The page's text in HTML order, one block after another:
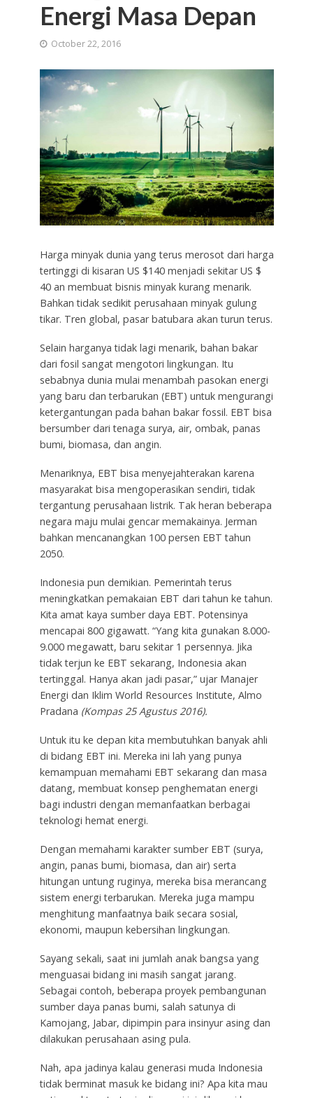
Energi Masa Depan
October 22, 2016
Harga minyak dunia yang terus merosot dari harga
tertinggi di kisaran US $140 menjadi sekitar US $
40 an membuat bisnis minyak kurang menarik.
Bahkan tidak sedikit perusahaan minyak gulung
tikar. Tren global, pasar batubara akan turun terus.
Selain harganya tidak lagi menarik, bahan bakar
dari fosil sangat mengotori lingkungan. Itu
sebabnya dunia mulai menambah pasokan energi
yang baru dan terbarukan (EBT) untuk mengurangi
ketergantungan pada bahan bakar fossil. EBT bisa
bersumber dari tenaga surya, air, ombak, panas
bumi, biomasa, dan angin.
Menariknya, EBT bisa menyejahterakan karena
masyarakat bisa mengoperasikan sendiri, tidak
tergantung perusahaan listrik. Tak heran beberapa
negara maju mulai gencar memakainya. Jerman
bahkan mencanangkan 100 persen EBT tahun
2050.
Indonesia pun demikian. Pemerintah terus
meningkatkan pemakaian EBT dari tahun ke tahun.
Kita amat kaya sumber daya EBT. Potensinya
mencapai 800 gigawatt. “Yang kita gunakan 8.000-
9.000 megawatt, baru sekitar 1 persennya. Jika
tidak terjun ke EBT sekarang, Indonesia akan
tertinggal. Hanya akan jadi pasar,” ujar Manajer
Energi dan Iklim World Resources Institute, Almo
Pradana (Kompas 25 Agustus 2016).
Untuk itu ke depan kita membutuhkan banyak ahli
di bidang EBT ini. Mereka ini lah yang punya
kemampuan memahami EBT sekarang dan masa
datang, membuat konsep penghematan energi
bagi industri dengan memanfaatkan berbagai
teknologi hemat energi.
Dengan memahami karakter sumber EBT (surya,
angin, panas bumi, biomasa, dan air) serta
hitungan untung ruginya, mereka bisa merancang
sistem energi terbarukan. Mereka juga mampu
menghitung manfaatnya baik secara sosial,
ekonomi, maupun kebersihan lingkungan.
Sayang sekali, saat ini jumlah anak bangsa yang
menguasai bidang ini masih sangat jarang.
Sebagai contoh, beberapa proyek pembangunan
sumber daya panas bumi, salah satunya di
Kamojang, Jabar, dipimpin para insinyur asing dan
dilakukan perusahaan asing pula.
Nah, apa jadinya kalau generasi muda Indonesia
tidak berminat masuk ke bidang ini? Apa kita mau